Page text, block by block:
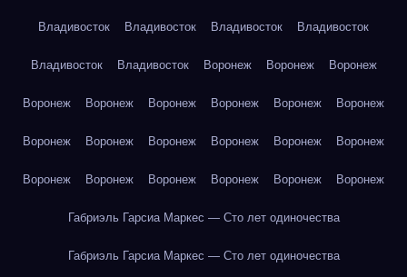
Владивосток Владивосток Владивосток Владивосток
Владивосток Владивосток Воронеж Воронеж Воронеж
Воронеж Воронеж Воронеж Воронеж Воронеж Воронеж
Воронеж Воронеж Воронеж Воронеж Воронеж Воронеж
Воронеж Воронеж Воронеж Воронеж Воронеж Воронеж
Габриэль Гарсиа Маркес — Сто лет одиночества
Габриэль Гарсиа Маркес — Сто лет одиночества